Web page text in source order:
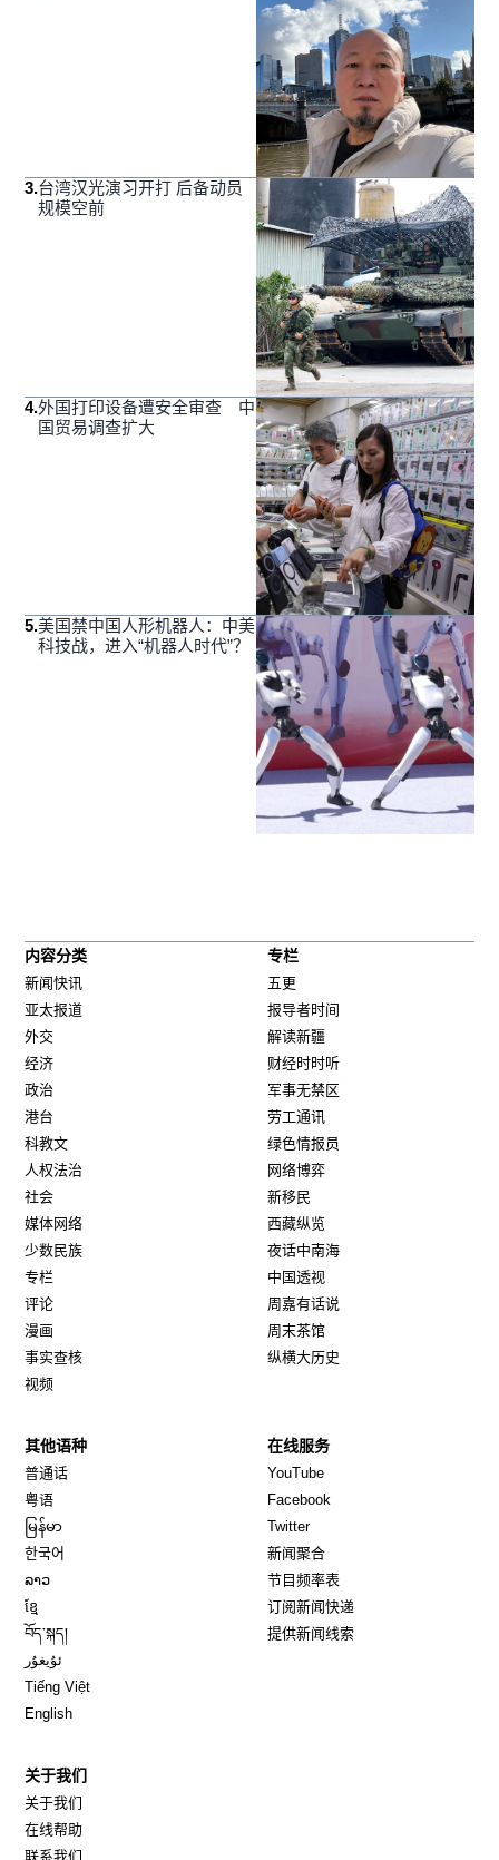
3.台湾汉光演习开打 后备动员
规模空前
4.外国打印设备遭安全审查 中
国贸易调查扩大
5.美国禁中国人形机器人：中美
科技战，进入“机器人时代”？
内容分类
新闻快讯
亚太报道
外交
经济
政治
港台
科教文
人权法治
社会
媒体网络
少数民族
专栏
评论
漫画
事实查核
视频
专栏
五更
报导者时间
解读新疆
财经时时听
军事无禁区
劳工通讯
绿色情报员
网络博弈
新移民
西藏纵览
夜话中南海
中国透视
周嘉有话说
周末茶馆
纵横大历史
其他语种
普通话
粤语
မြန်မာ
한국어
ລາວ
ខ្មែ
བོད་སྐད།
ئۇيغۇر
Tiếng Việt
English
在线服务
YouTube
Facebook
TwitterOpens in new window
新闻聚合
节目频率表
订阅新闻快递
提供新闻线索
关于我们
关于我们
在线帮助
联系我们